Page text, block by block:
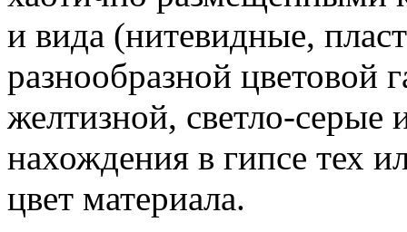
и вида (нитевидные,
разнообразной цветовой
желтизной, светло-
нахождения в гипсе тех
цвет материала.